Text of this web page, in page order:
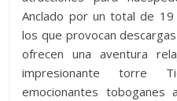
Anclado por un total de
los que provocan
ofrecen una aventura
impresionante torre
emocionantes toboganes